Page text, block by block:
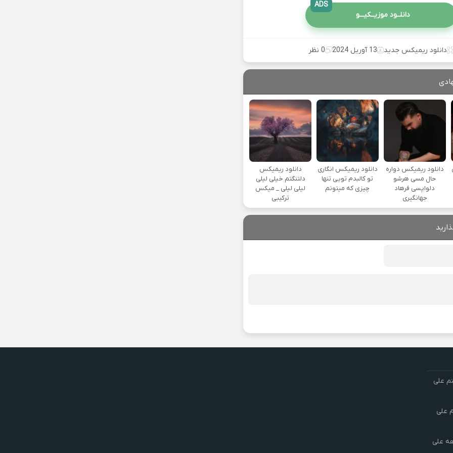
دانلــود موزیــکیـــو
ADS
دانلود ریمیکس جدید 13 آوریل 2024 0 نظر
دانلود ریمیکس دواره
حال مسی هرشو
دلواپسی فرهاد
جهانگیری
دانلود ریمیکس انگاری
تو کالبدم تویی تنها
چیزی که میتونم
دانلود ریمیکس
دلتنگتم خیلی لیلی
لیلی لیلی _ میکس
ترکیبی
علی
علی
علی